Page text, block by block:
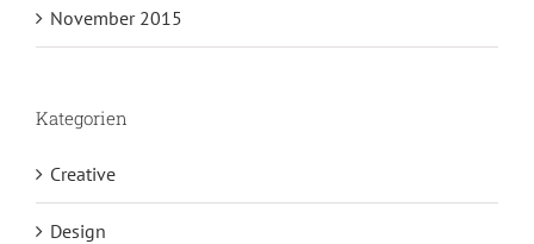
November 2015
Kategorien
Creative
Design